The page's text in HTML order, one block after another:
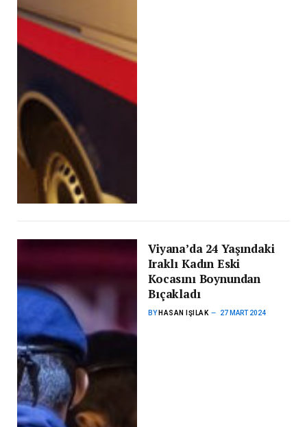
Viyana’da 24 Yaşındaki
Iraklı Kadın Eski
Kocasını Boynundan
Bıçakladı
BY HASAN IŞILAK 27 MART 2024